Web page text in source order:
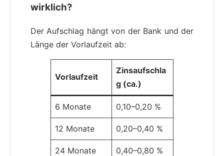
wirklich?
Der Aufschlag hängt von der Bank und der
Länge der Vorlaufzeit ab:
Vorlaufzeit
Zinsaufschla
g (ca.)
6 Monate 0,10–0,20 %
12 Monate 0,20–0,40 %
24 Monate 0,40–0,80 %